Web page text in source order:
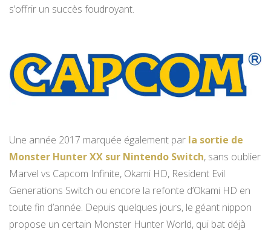
s’offrir un succès foudroyant.
Une année 2017 marquée également par la sortie de
Monster Hunter XX sur Nintendo Switch, sans oublier
Marvel vs Capcom Infinite, Okami HD, Resident Evil
Generations Switch ou encore la refonte d’Okami HD en
toute fin d’année. Depuis quelques jours, le géant nippon
propose un certain Monster Hunter World, qui bat déjà